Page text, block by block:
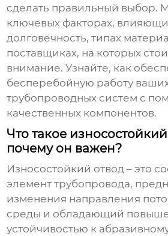
сделать правильный выбор.
ключевых факторах,
долговечность, типах
поставщиках, на которых
внимание. Узнайте, как
бесперебойную работу
трубопроводных систем с
качественных компонентов.
Что такое
почему он важен?
Износостойкий отвод – это
элемент трубопровода,
изменения направления
среды и обладающий
устойчивостью к